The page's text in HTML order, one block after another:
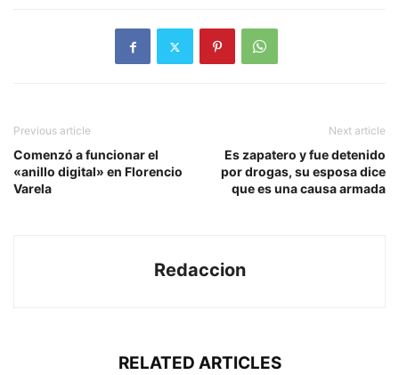
Previous article
Comenzó a funcionar el
«anillo digital» en Florencio
Varela
Next article
Es zapatero y fue detenido
por drogas, su esposa dice
que es una causa armada
Redaccion
RELATED ARTICLES